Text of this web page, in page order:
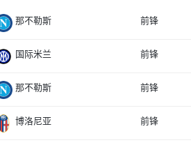
那不勒斯 前锋
国际米兰 前锋
那不勒斯 前锋
博洛尼亚 前锋